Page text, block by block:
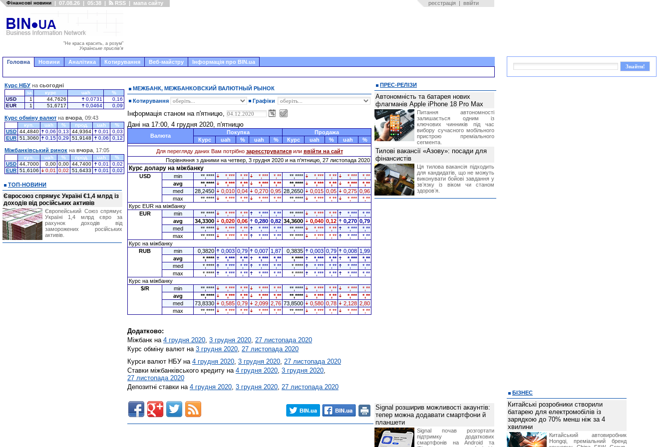
Фінансові новини | 07.08.26 | 05:38 | RSS | мапа сайту реєстрація | ввійти
"Не краса красить, а розум"
Українське прислів'я
Головна Новини Аналітика Котирування Веб-майстру Інформація про BIN.ua
МЕЖБАНК, МЕЖБАНКОВСКИЙ ВАЛЮТНЫЙ РЫНОК
Котирування Графіки
Інформація станом на п'ятницю,
Дані на 17:00, 4 грудня 2020, п'ятницю
Валюта
Покупка
Продажа
Курс
uah % uah % Курс uah % uah
%
Для перегляду даних Вам потрібно зареєструватисяили ввійти на сайт
Порівняння з даними на четвер, 3 грудня 2020 и на п'ятницю, 27 листопада 2020
Курс долару на міжбанку
USD min **,**** *,*** *,** *,*** *,** **,**** *,*** *,** *,***
*,**
avg
**,**** *,*** *,** *,*** *,** **,**** *,*** *,** *,***
*,**
med
28,2450 0,010 0,04 0,270 0,95 28,2650 0,015 0,05 0,275 0,96
max
**,**** *,*** *,** *,*** *,** **,**** *,*** *,** *,***
*,**
Курс EUR на міжбанку
EUR
min **,**** *,*** *,** *,*** *,** **,**** *,*** *,** *,***
*,**
avg
34,3300 0,020 0,06 0,280 0,82 34,3600 0,040 0,12 0,270 0,79
med
**,**** *,*** *,** *,*** *,** **,**** *,*** *,** *,***
*,**
max
**,**** *,*** *,** *,*** *,** **,**** *,*** *,** *,***
*,**
Курс на міжбанку
RUB
min 0,3820 0,003 0,79 0,007 1,87 0,3835 0,003 0,79 0,008 1,99
avg
*,**** *,*** *,** *,*** *,** *,**** *,*** *,** *,***
*,**
med
*,**** *,*** *,** *,*** *,** *,**** *,*** *,** *,***
*,**
max
*,**** *,*** *,** *,*** *,** *,**** *,*** *,** *,***
*,**
Курс на міжбанку
$/R
min **,**** *,*** *,** *,*** *,** **,**** *,*** *,** *,***
*,**
avg
**,**** *,*** *,** *,*** *,** **,**** *,*** *,** *,***
*,**
med
73,8330 0,585 0,79 2,099 2,76 73,8500 0,580 0,78 2,128 2,80
max
**,**** *,*** *,** *,*** *,** **,**** *,*** *,** *,*** *,**
Додатково:
Міжбанк на 4 грудня 2020, 3 грудня 2020, 27 листопада 2020
Курс обміну валют на 3 грудня 2020, 27 листопада 2020
Курси валют НБУ на 4 грудня 2020, 3 грудня 2020, 27 листопада 2020
Ставки міжбанківського кредиту на 4 грудня 2020, 3 грудня 2020,
27 листопада 2020
Депозитні ставки на 4 грудня 2020, 3 грудня 2020, 27 листопада 2020
Курс НБУ на сьогодні
за курс uah
%
USD
1 44,7626 0,0731
0,16
EUR
1 51,6717 0,0464 0,09
Курс обміну валют на вчора , 09:43
куп. uah % прод. uah
%
USD 44,4840 0,06 0,13 44,9364 0,01
0,03
EUR 51,3060 0,15 0,29 51,9148 0,06 0,12
Міжбанківський ринок на вчора , 17:05
куп. uah % прод. uah
%
USD 44,7000 0,00 0,00 44,7400 0,01
0,02
EUR 51,6106 0,01 0,02 51,6433 0,01 0,02
ТОП-НОВИНИ
Євросоюз спрямує Україні €1,4 млрд із
доходів від російських активів
Європейський Союз спрямує
Україні 1,4 млрд євро за
рахунок доходів від
заморожених російських
активів.
ПРЕС-РЕЛІЗИ
Автономність та батарея нових
флагманів Apple iPhone 18 Pro Max
Питання автономності
залишається одним із
ключових чинників під час
вибору сучасного мобільного
пристрою преміального
сегмента.
Тилові вакансії «Азову»: посади для
фінансистів
Ця тилова вакансія підходить
для кандидатів, що не можуть
виконувати бойові завдання у
звʼязку із віком чи станом
здоровʼя.
Signal розширив можливості акаунтів:
тепер можна додавати смартфони й
планшети
Signal почав розгортати
підтримку додаткових
смартфонів на Android та
БІЗНЕС
Китайські розробники створили
батарею для електромобілів із
зарядкою до 70% менш ніж за 4
хвилини
Китайський автовиробник
Hongqi, преміальний бренд